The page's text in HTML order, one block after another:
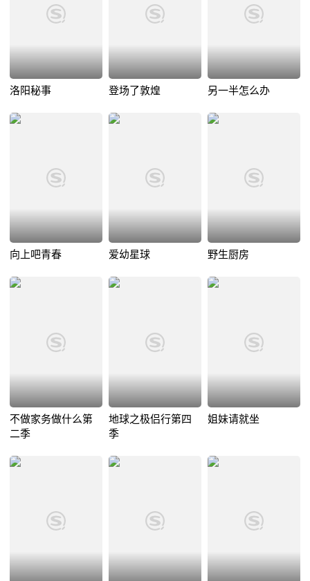
洛阳秘事 登场了敦煌 另一半怎么办
向上吧青春 爱幼星球 野生厨房
不做家务做什么第
二季
地球之极侣行第四
季
姐妹请就坐